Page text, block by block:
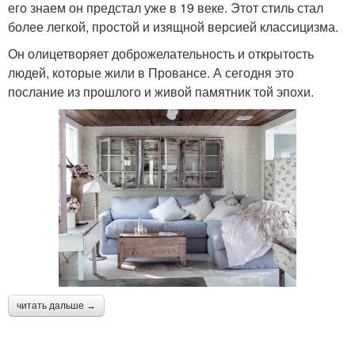
его знаем он предстал уже в 19 веке. Этот стиль стал
более легкой, простой и изящной версией классицизма.
Он олицетворяет доброжелательность и открытость
людей, которые жили в Провансе. А сегодня это
послание из прошлого и живой памятник той эпохи.
читать дальше →